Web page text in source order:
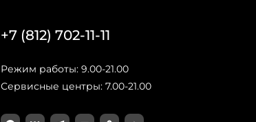
+7 (812) 702-11-11
Режим работы: 9.00-21.00
Сервисные центры: 7.00-21.00